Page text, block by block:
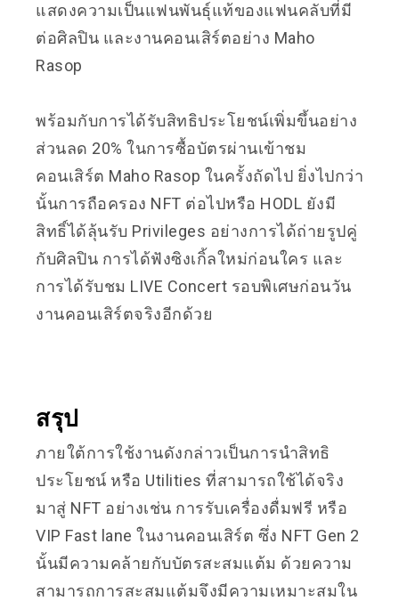
แสดงความเป็นแฟนพันธุ์แท้ของแฟนคลับที่มี
ต่อศิลปิน และงานคอนเสิร์ตอย่าง Maho
Rasop
พร้อมกับการได้รับสิทธิประโยชน์เพิ่มขึ้นอย่าง
ส่วนลด 20% ในการซื้อบัตรผ่านเข้าชม
คอนเสิร์ต Maho Rasop ในครั้งถัดไป ยิ่งไปกว่า
นั้นการถือครอง NFT ต่อไปหรือ HODL ยังมี
สิทธิ์ได้ลุ้นรับ Privileges อย่างการได้ถ่ายรูปคู่
กับศิลปิน การได้ฟังซิงเกิ้ลใหม่ก่อนใคร และ
การได้รับชม LIVE Concert รอบพิเศษก่อนวัน
งานคอนเสิร์ตจริงอีกด้วย
สรุป
ภายใต้การใช้งานดังกล่าวเป็นการนำสิทธิ
ประโยชน์ หรือ Utilities ที่สามารถใช้ได้จริง
มาสู่ NFT อย่างเช่น การรับเครื่องดื่มฟรี หรือ
VIP Fast lane ในงานคอนเสิร์ต ซึ่ง NFT Gen 2
นั้นมีความคล้ายกับบัตรสะสมแต้ม ด้วยความ
สามารถการสะสมแต้มจึงมีความเหมาะสมใน